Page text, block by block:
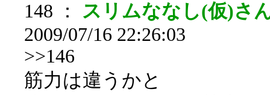
148 ： スリムななし(仮)さ
2009/07/16 22:26:03
>>146
筋力は違うかと